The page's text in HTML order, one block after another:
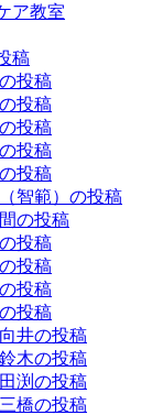
ア教室
稿
投稿
投稿
投稿
投稿
投稿
智範）の投稿
の投稿
投稿
投稿
投稿
投稿
井の投稿
木の投稿
渕の投稿
橋の投稿